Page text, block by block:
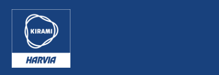
extérieurs, de nombreuses options et accessoires
supplémentaires feront de votre spa un modèle
unique en son genre.
Un bain nordique à balles ou